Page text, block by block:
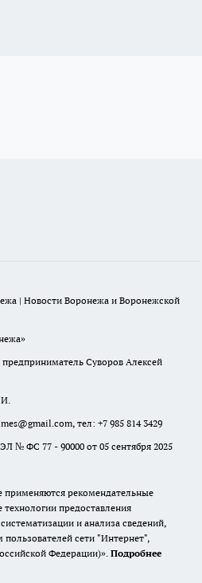
| Новости Воронежа и Воронежской
Суворов Алексей
И.
тел: +7 985 814 3429
№ ФС 77 - 90000 от 05 сентября 2025
рекомендательные
предоставления
и анализа сведений,
сети "Интернет",
Федерации)». Подробнее